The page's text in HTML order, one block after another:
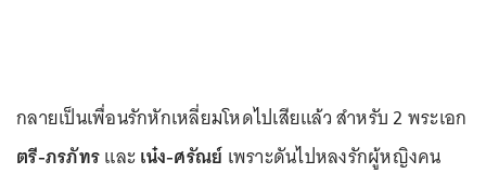
กลายเป็นเพื่อนรักหักเหลี่ยมโหดไปเสียแล้ว สำหรับ 2 พระเอก
ตรี-ภรภัทรและเน๋ง-ศรัณย์ เพราะดันไปหลงรักผู้หญิงคน